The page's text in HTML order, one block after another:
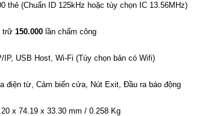
thẻ (Chuẩn ID 125kHz hoặc tùy chọn IC 13.56MHz)
trữ 150.000lần chấm công
IP, USB Host, Wi-Fi (Tùy chọn bản có Wifi)
điện từ, Cảm biến cửa, Nút Exit, Đầu ra báo động
x 74.19 x 33.30 mm / 0.258 Kg